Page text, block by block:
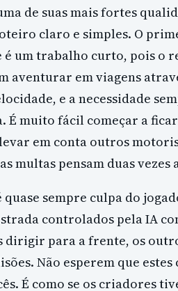
de suas mais fortes
claro e simples. O
é um trabalho curto, pois o
aventurar em viagens
e a necessidade
É muito fácil começar a
em conta outros
multas pensam duas vezes
sempre culpa do
controlados pela IA
dirigir para a frente, os
Não esperem que
É como se os criadores